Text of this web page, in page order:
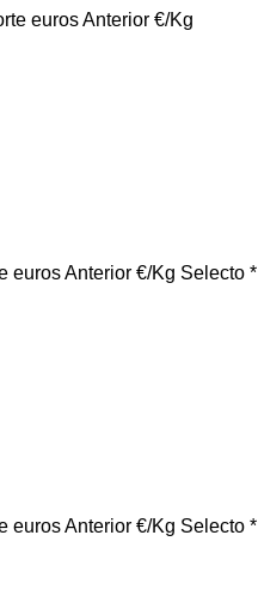
Anterior €/Kg
Anterior €/Kg Selecto *
Anterior €/Kg Selecto *